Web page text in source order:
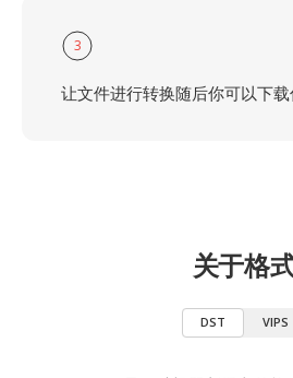
3
让文件进行转换随后你可以下
关于格
DST VIPS